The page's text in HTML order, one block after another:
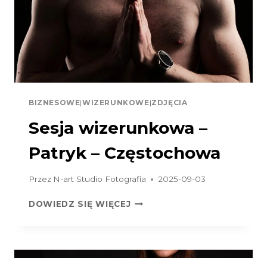
BIZNESOWE|WIZERUNKOWE|ZDJĘCIA
Sesja wizerunkowa –
Patryk – Częstochowa
Przez N-art Studio Fotografia 2025-09-03
DOWIEDZ SIĘ WIĘCEJ SESJA
–